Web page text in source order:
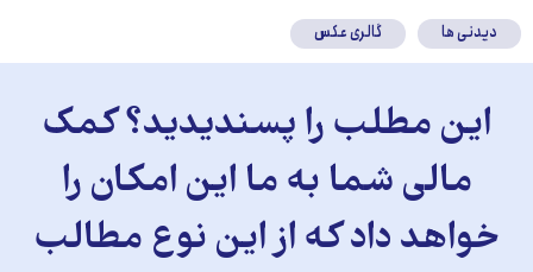
دیدنی ها گالری عکس
این مطلب را پسندیدید؟ کمک
مالی شما به ما این امکان را
خواهد داد که از این نوع مطالب